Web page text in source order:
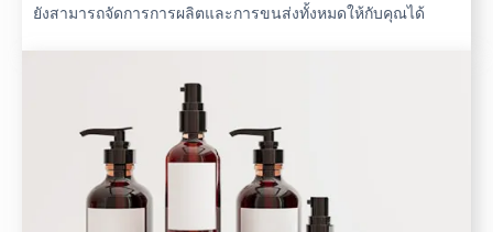
ยังสามารถจัดการการผลิตและการขนส่งทั้งหมดให้กับคุณได้